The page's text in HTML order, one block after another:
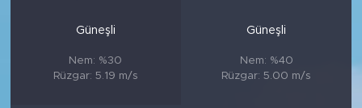
Güneşli
Nem: %30
Rüzgar: 5.19 m/s
Güneşli
Nem: %40
Rüzgar: 5.00 m/s